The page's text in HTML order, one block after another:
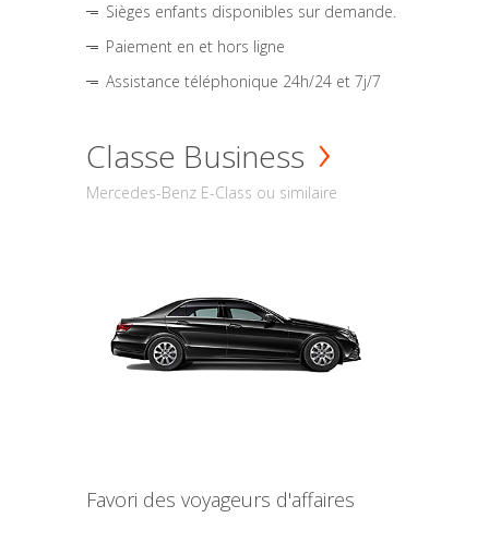
Sièges enfants disponibles sur demande.
Paiement en et hors ligne
Assistance téléphonique 24h/24 et 7j/7
Classe Business
Mercedes-Benz E-Class ou similaire
Favori des voyageurs d'affaires